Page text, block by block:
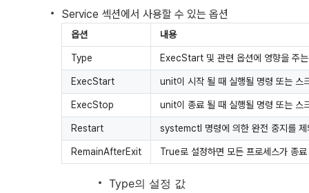
Service 섹션에서 사용할 수 있는 옵션
옵션 내용
Type ExecStart 및 관련 옵션에 영향을 주
ExecStart unit이 시작 될 때 실행될 명령 또는 스
ExecStop unit이 종료 될 때 실행될 명령 또는 스
Restart systemctl 명령에 의한 완전 중지를 제
RemainAfterExit True로 설정하면 모든 프로세스가 종
Type의 설정 값